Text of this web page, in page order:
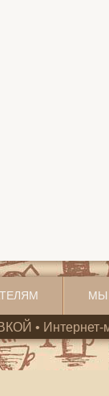
МЫ
Интернет-